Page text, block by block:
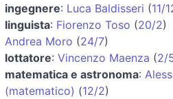
ingegnere: Luca Baldisseri (11/
linguista: Fiorenzo Toso (20/2)
Andrea Moro (24/7)
lottatore: Vincenzo Maenza (2/
matematica e astronoma:
(matematico) (12/2)